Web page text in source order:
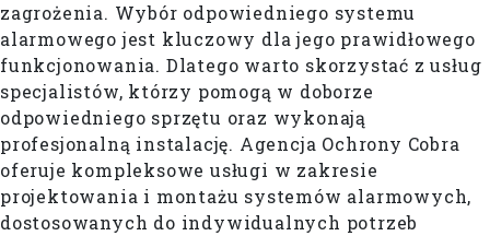
zagrożenia. Wybór odpowiedniego systemu
alarmowego jest kluczowy dla jego prawidłowego
funkcjonowania. Dlatego warto skorzystać z usług
specjalistów, którzy pomogą w doborze
odpowiedniego sprzętu oraz wykonają
profesjonalną instalację. Agencja Ochrony Cobra
oferuje kompleksowe usługi w zakresie
projektowania i montażu systemów alarmowych,
dostosowanych do indywidualnych potrzeb